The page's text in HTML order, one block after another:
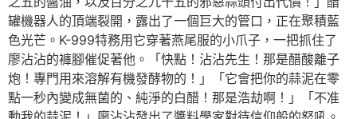
罐機器人的頂端裂開，露出了一個巨大的管口，正在聚積藍
色光芒。K-999特務用它穿著燕尾服的小爪子，一把抓住了
廖沾沾的褲腳催促著他。「快點！沾沾先生！那是醋酸離子
炮！專門用來溶解有機發酵物的！」「它會把你的蒜泥在零
點一秒內變成無菌的、純淨的白醋！那是浩劫啊！」「不准